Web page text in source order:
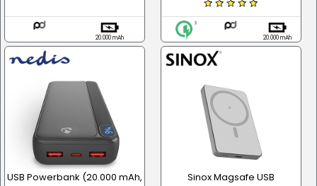
20.000 mAh 20.000 mAh
USB Powerbank (20.000 mAh,
Sinox Magsafe USB